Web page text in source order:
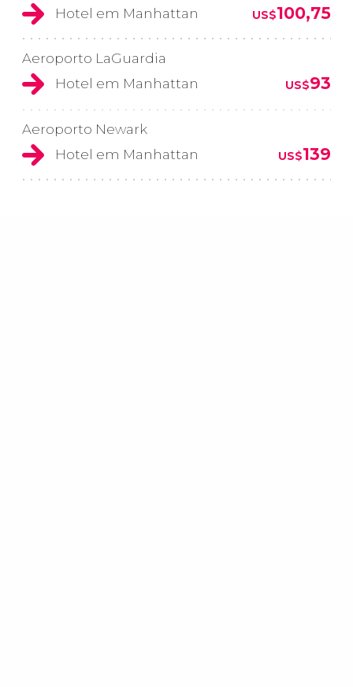
Hotel em Manhattan
US$100,75
Aeroporto LaGuardia
Hotel em Manhattan
US$93
Aeroporto Newark
Hotel em Manhattan
US$139